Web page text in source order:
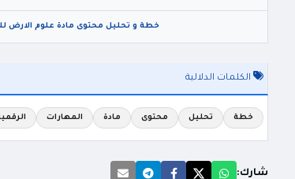
خطة و تحليل محتوى مادة علوم الارض للصف
الكلمات الدلالية
خطة تحليل محتوى مادة المهارات
شارك: